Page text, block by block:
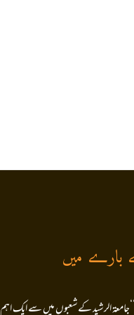
بارے میں
‘‘جامعۃ الرشید کےشعبوں میں سے ایک اہم